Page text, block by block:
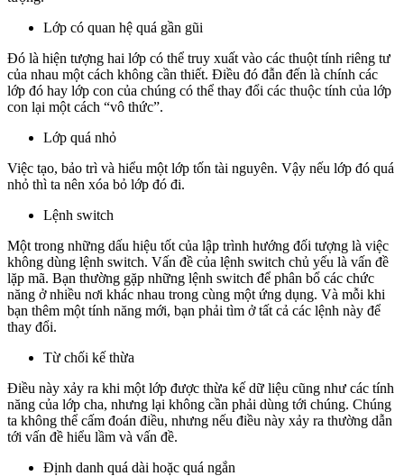
Lớp có quan hệ quá gần gũi
Đó là hiện tượng hai lớp có thể truy xuất vào các thuột tính riêng tư
của nhau một cách không cần thiết. Điều đó đẫn đến là chính các
lớp đó hay lớp con của chúng có thể thay đổi các thuộc tính của lớp
con lại một cách “vô thức”.
Lớp quá nhỏ
Việc tạo, bảo trì và hiểu một lớp tốn tài nguyên. Vậy nếu lớp đó quá
nhỏ thì ta nên xóa bỏ lớp đó đi.
Lệnh switch
Một trong những dấu hiệu tốt của lập trình hướng đối tượng là việc
không dùng lệnh switch. Vấn đề của lệnh switch chủ yếu là vấn đề
lặp mã. Bạn thường gặp những lệnh switch để phân bổ các chức
năng ở nhiều nơi khác nhau trong cùng một ứng dụng. Và mỗi khi
bạn thêm một tính năng mới, bạn phải tìm ở tất cả các lệnh này để
thay đổi.
Từ chối kế thừa
Điều này xảy ra khi một lớp được thừa kế dữ liệu cũng như các tính
năng của lớp cha, nhưng lại không cần phải dùng tới chúng. Chúng
ta không thể cấm đoán điều, nhưng nếu điều này xảy ra thường dẫn
tới vấn đề hiểu lầm và vấn đề.
Định danh quá dài hoặc quá ngắn